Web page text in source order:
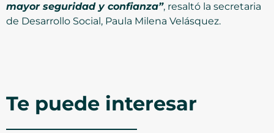
mayor seguridad y confianza”, resaltó la secretaria
de Desarrollo Social, Paula Milena Velásquez.
Te puede interesar